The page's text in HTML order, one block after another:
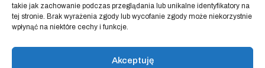
takie jak zachowanie podczas przeglądania lub unikalne identyfikatory na
tej stronie. Brak wyrażenia zgody lub wycofanie zgody może niekorzystnie
wpłynąć na niektóre cechy i funkcje.
Akceptuję
sklep
blog